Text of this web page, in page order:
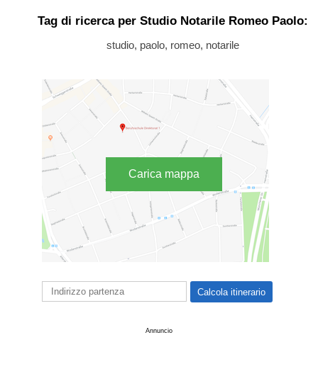
Tag di ricerca per Studio Notarile Romeo Paolo:
studio, paolo, romeo, notarile
Carica mappa
Annuncio